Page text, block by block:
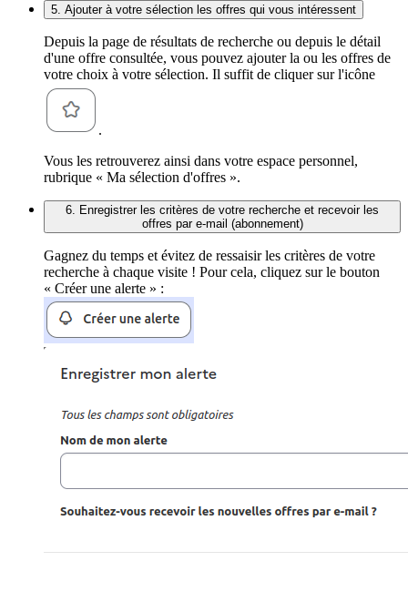
5. Ajouter à votre sélection les offres qui vous intéressent
Depuis la page de résultats de recherche ou depuis le détail
d'une offre consultée, vous pouvez ajouter la ou les offres de
votre choix à votre sélection. Il suffit de cliquer sur l'icône
.
Vous les retrouverez ainsi dans votre espace personnel,
rubrique « Ma sélection d'offres ».
6. Enregistrer les critères de votre recherche et recevoir les
offres par e-mail (abonnement)
Gagnez du temps et évitez de ressaisir les critères de votre
recherche à chaque visite ! Pour cela, cliquez sur le bouton
« Créer une alerte » :